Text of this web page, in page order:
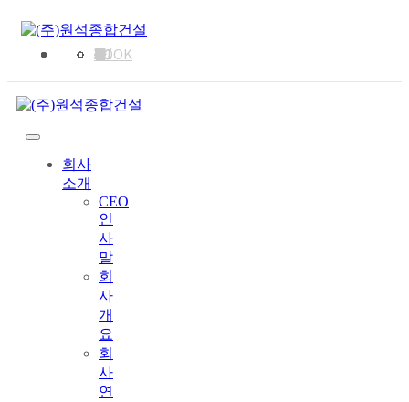
회사소개
CEO인사말
회사개요
회사연혁
기업이념
조직구성
사업분야
주택사업
건축사업
분양사업
공공사업
인테리어
PROJECT
진행현장
예정현장
시공실적리스트
채용정보
채용정보
협력사모집
인재상
인사/교육제도
복리후생
고객지원
건축진행절차
1:1건축상담
오시는길
E-BOOK
회사
소개
CEO
인
사
말
회
사
개
요
회
사
연